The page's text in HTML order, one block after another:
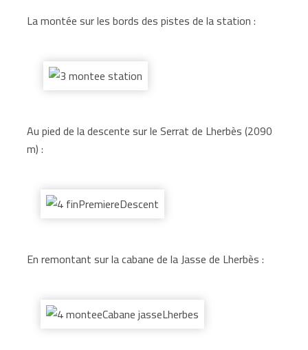
La montée sur les bords des pistes de la station :
Au pied de la descente sur le Serrat de Lherbès (2090
m) :
En remontant sur la cabane de la Jasse de Lherbès :